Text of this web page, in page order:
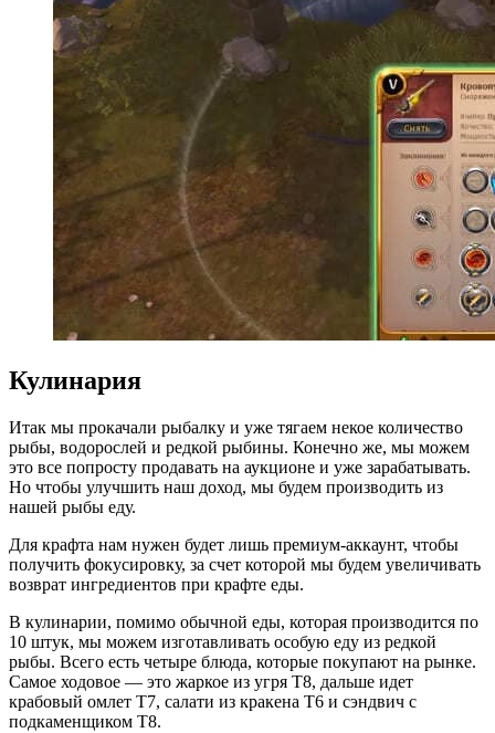
Кулинария
Итак мы прокачали рыбалку и уже тягаем некое количество
рыбы, водорослей и редкой рыбины. Конечно же, мы можем
это все попросту продавать на аукционе и уже зарабатывать.
Но чтобы улучшить наш доход, мы будем производить из
нашей рыбы еду.
Для крафта нам нужен будет лишь премиум-аккаунт, чтобы
получить фокусировку, за счет которой мы будем увеличивать
возврат ингредиентов при крафте еды.
В кулинарии, помимо обычной еды, которая производится по
10 штук, мы можем изготавливать особую еду из редкой
рыбы. Всего есть четыре блюда, которые покупают на рынке.
Самое ходовое — это жаркое из угря Т8, дальше идет
крабовый омлет Т7, салати из кракена Т6 и сэндвич с
подкаменщиком Т8.